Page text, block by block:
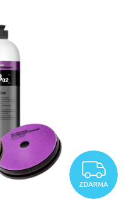
ZDARMA